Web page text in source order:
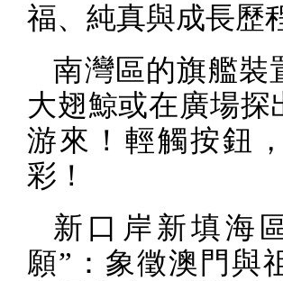
福、純真與成長歷
南灣區的旗艦裝
大翅鯨或在廣場探
游來！輕觸按鈕
彩！
新口岸新填海
願”：象徵澳門與